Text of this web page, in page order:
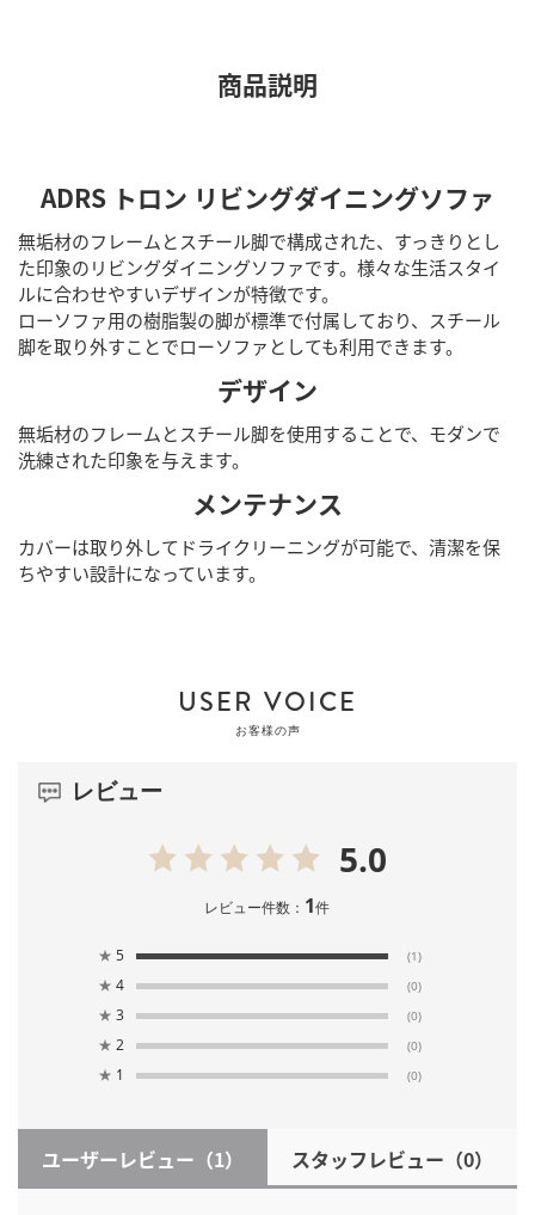
商品説明
ADRS トロン リビングダイニングソファ
無垢材のフレームとスチール脚で構成された、すっきりとし
た印象のリビングダイニングソファです。様々な生活スタイ
ルに合わせやすいデザインが特徴です。
ローソファ用の樹脂製の脚が標準で付属しており、スチール
脚を取り外すことでローソファとしても利用できます。
デザイン
無垢材のフレームとスチール脚を使用することで、モダンで
洗練された印象を与えます。
メンテナンス
カバーは取り外してドライクリーニングが可能で、清潔を保
ちやすい設計になっています。
USER VOICE
お客様の声
レビュー
5.0
レビュー件数： 1件
★ 5 (1)
★ 4 (0)
★ 3 (0)
★ 2 (0)
★ 1 (0)
ユーザーレビュー （1） スタッフレビュー （0）